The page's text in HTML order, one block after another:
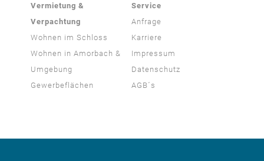
Vermietung &
Verpachtung
Wohnen im Schloss
Wohnen in Amorbach &
Umgebung
Gewerbeflächen
Service
Anfrage
Karriere
Impressum
Datenschutz
AGB´s